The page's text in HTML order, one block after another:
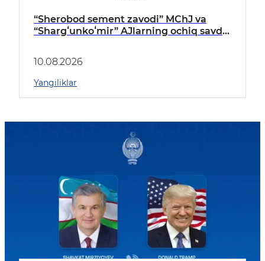
“Sherobod sement zavodi” MChJ va
“Shargʻunkoʻmir” AJlarning ochiq savdo
10.08.2026
Yangiliklar